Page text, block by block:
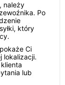
należy
Po
który
Ci
lokalizacji.
lub